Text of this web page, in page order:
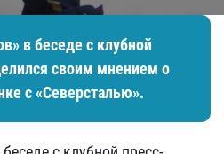
в беседе с клубной
своим мнением о
с «Северсталью».